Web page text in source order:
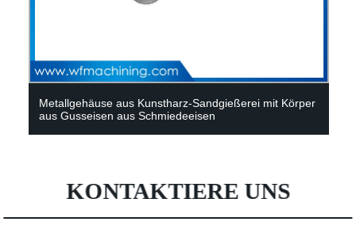
Metallgehäuse aus Kunstharz-Sandgießerei mit Körper
aus Gusseisen aus Schmiedeeisen
KONTAKTIERE UNS